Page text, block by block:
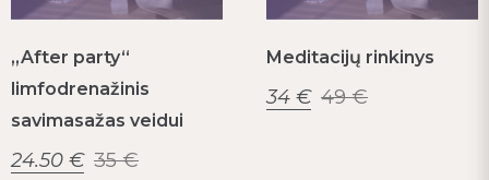
„After party“
limfodrenažinis
savimasažas veidui
24.50 € 35€
Meditacijų rinkinys
34 € 49€